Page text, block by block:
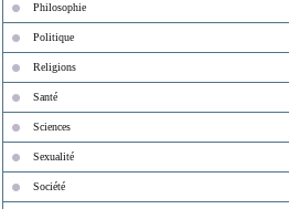
Philosophie
Politique
Religions
Santé
Sciences
Sexualité
Société